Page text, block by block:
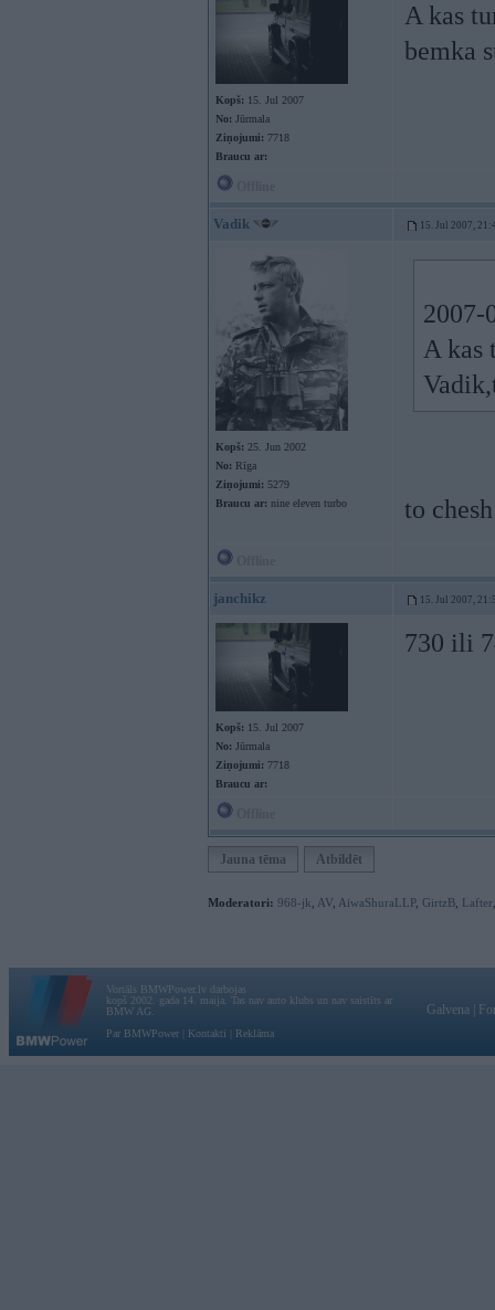
Kopš: 15. Jul 2007
No: Jūrmala
Ziņojumi: 7718
Braucu ar:
A kas
bemka
Vadik 15. Jul 2007,
Kopš: 25. Jun 2002
No: Rīga
Ziņojumi: 5279
Braucu ar: nine eleven turbo
2007-
A kas
to
janchikz 15. Jul 2007,
Kopš: 15. Jul 2007
No: Jūrmala
Ziņojumi: 7718
Braucu ar:
730 ili
Jauna tēma Atbildēt
Moderatori: 968-jk AV AiwaShuraLLP, GirtzB Lafter
Vortāls BMWPower.lv darbojas
kopš 2002. gada 14. maija. Tas nav auto klubs un nav saistīts ar
BMW AG.
Par BMWPower
Kontakti Reklāma
Galvena